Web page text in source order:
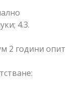
4.3.
2 години опит